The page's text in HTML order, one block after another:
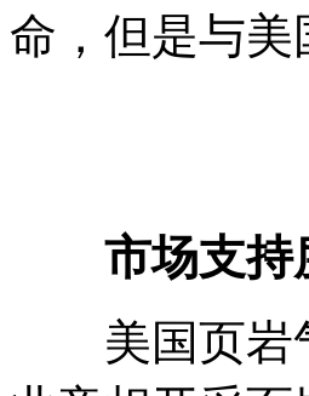
命，但是与
市场支持
美国页岩气